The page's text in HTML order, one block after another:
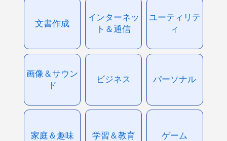
文書作成
インターネッ
ト＆通信
ユーティリテ
ィ
画像＆サウン
ド
ビジネス パーソナル
家庭＆趣味 学習＆教育 ゲーム